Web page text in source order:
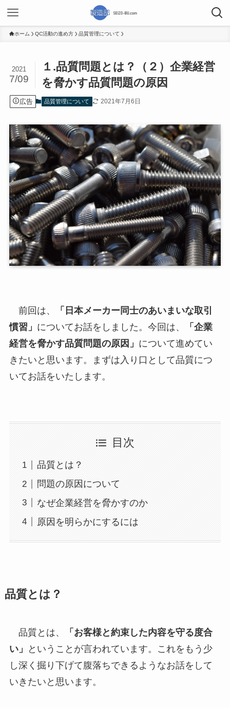
ホーム QC活動の進め方 品質管理について
１.品質問題とは？（２）企業経営
を脅かす品質問題の原因
2021
7/09
広告 品質管理について 2021年7月6日
前回は、
「日本メーカー同士のあいまいな取引
慣習」 についてお話をしました。今回は、
「企業
経営を脅かす品質問題の原因」 について進めてい
きたいと思います。まずは入り口として品質につ
いてお話をいたします。
目次
品質とは？
問題の原因について
なぜ企業経営を脅かすのか
原因を明らかにするには
品質とは？
品質とは、
「お客様と約束した内容を守る度合
い」
ということが言われています。これをもう少
し深く掘り下げて腹落ちできるようなお話をして
いきたいと思います。